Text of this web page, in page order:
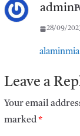
admin
28/09/
Leave a
Your email
marked*